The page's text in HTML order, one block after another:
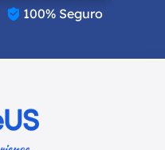
 100% Seguro